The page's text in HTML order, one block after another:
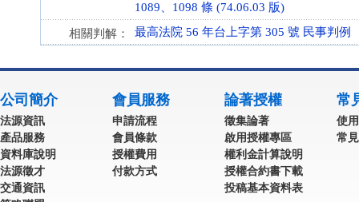
1089、1098 條 (74.06.03 版)
相關判解： 最高法院 56 年台上字第 305 號 民事判例
公司簡介
法源資訊
產品服務
資料庫說明
法源徵才
交通資訊
會員服務
申請流程
會員條款
授權費用
付款方式
論著授權
徵集論著
啟用授權專區
權利金計算說明
授權合約書下載
投稿基本資料表
常
使
常